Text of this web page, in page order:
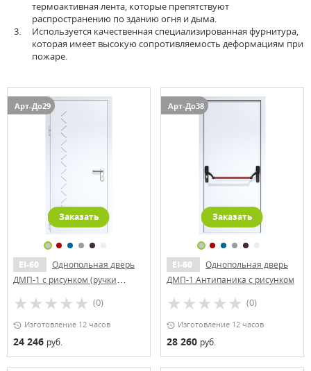
термоактивная лента, которые препятствуют
распространению по зданию огня и дыма.
Используется качественная специализированная фурнитура,
которая имеет высокую сопротивляемость деформациям при
пожаре.
Арт-До29
Заказать
EI-60
Однопольная дверь
ДМП-1 с рисунком (ручки
(0)
Изготовление 12 часов
24 246 руб.
Арт-До38
Заказать
EI-60
Однопольная дверь
ДМП-1 Антипаника с рисунком
(0)
Изготовление 12 часов
28 260 руб.